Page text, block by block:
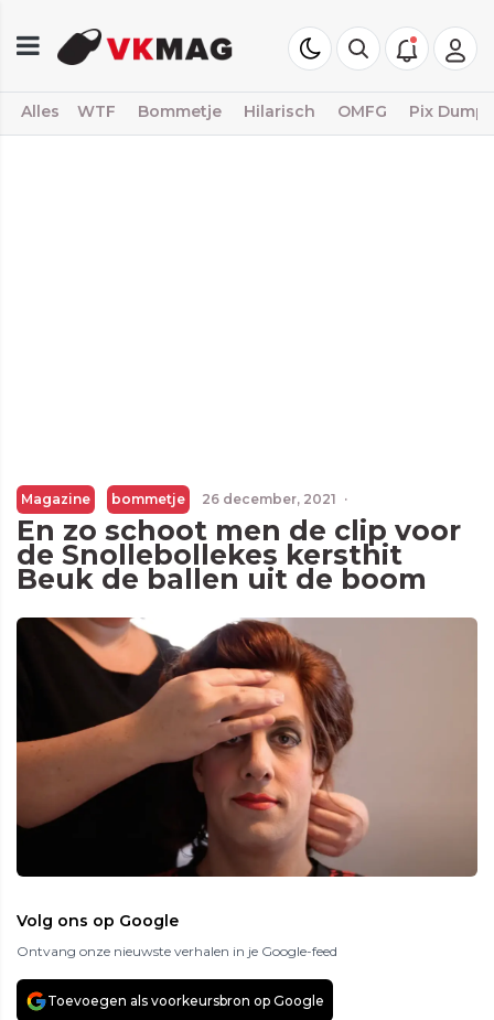
Alles WTF Bommetje Hilarisch OMFG Pix Dump
Magazine bommetje 26 december, 2021 ·
En zo schoot men de clip voor
de Snollebollekes kersthit
Beuk de ballen uit de boom
Volg ons op Google
Ontvang onze nieuwste verhalen in je Google-feed
Toevoegen als voorkeursbron op Google